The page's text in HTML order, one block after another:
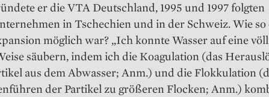
er die VTA Deutschland, 1995 und 1997 folgten
in Tschechien und in der Schweiz. Wie so
möglich war? „Ich konnte Wasser auf eine
säubern, indem ich die Koagulation (das
aus dem Abwasser; Anm.) und die Flokkulation
der Partikel zu größeren Flocken; Anm.)